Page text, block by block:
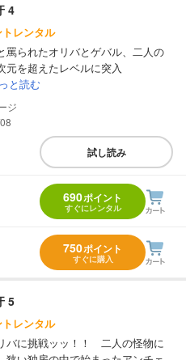
4
レンタル
罵られたオリバとゲバル、二人の
元を超えたレベルに突入
と読む
試し読み
690ポイント
すぐにレンタル
750ポイント
すぐに購入
5
レンタル
バに挑戦ッッ！！ 二人の怪物に